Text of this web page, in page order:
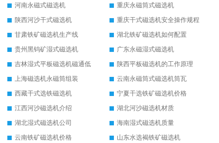
河南永磁式磁选机
重庆永磁筒式磁选机
陕西河沙干式磁选机
重庆干式磁选机安全操作规程
甘肃铁矿磁选机生产线
湖北铁矿磁选机如何配置
贵州黑钨矿湿式磁选机
广东永磁湿式磁选机
吉林湿式平板磁选机磁通低
陕西平板磁选机的工作原理
上海磁选机永磁筒组装
云南永磁筒式磁选机筒瓦
西藏干式选铁磁选机
宁夏干选铁矿磁选机价格
江西河沙磁选机介绍
湖北河沙磁选机材质
湖北湿式磁选机公司
海南湿式磁选机质量
云南铁矿磁选机价格
山东水选褐铁矿磁选机